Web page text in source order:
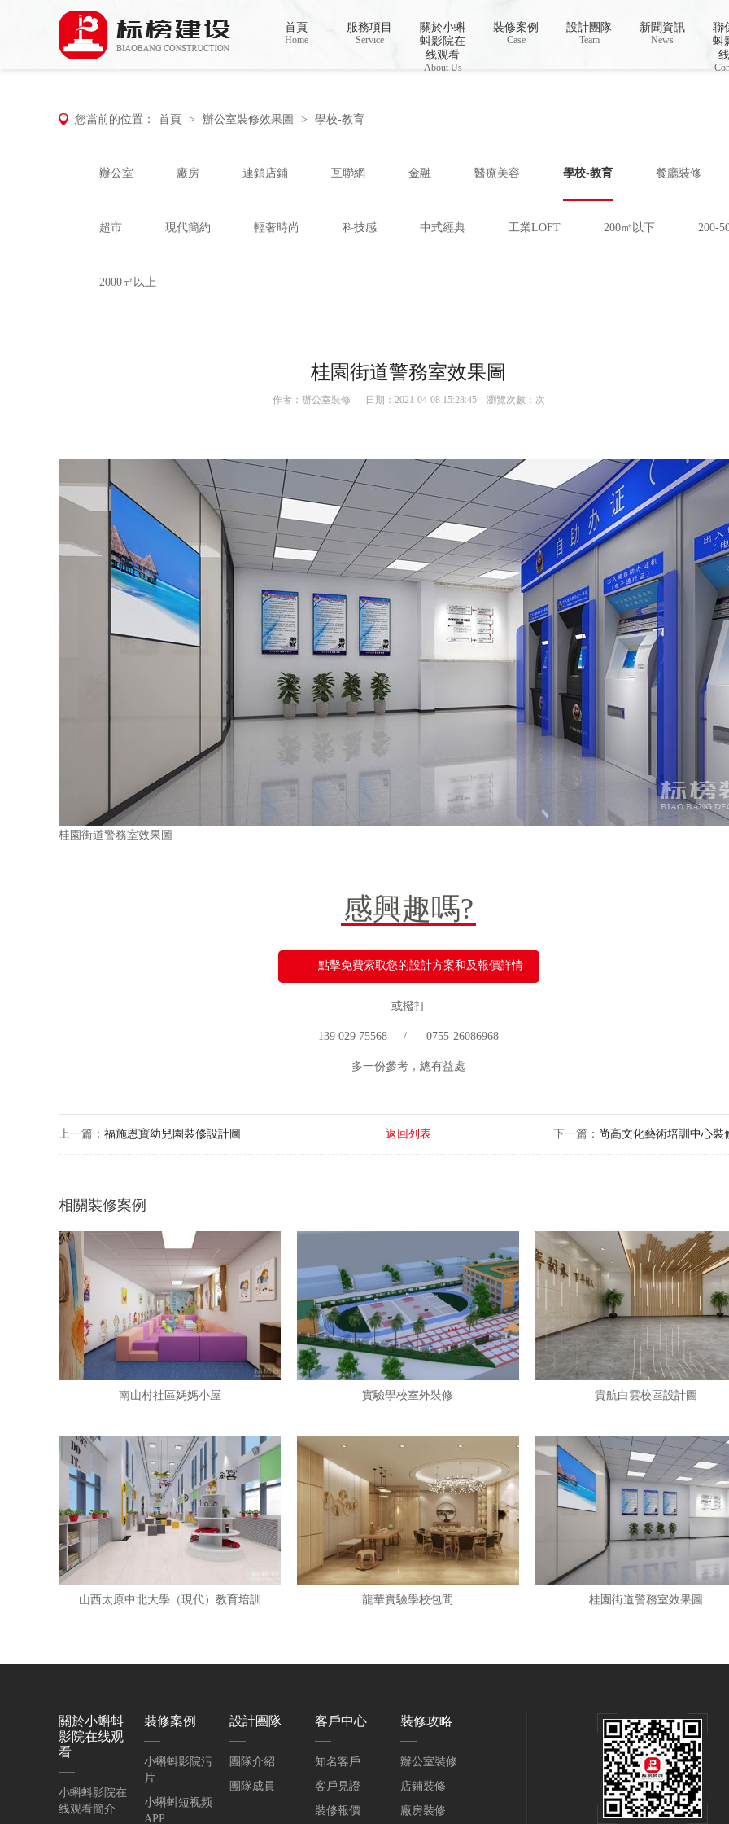
小蝌蚪影院在线观看,小蝌蚪影院污片,小蝌蚪短视频APP,蝌蚪窉成人精品视频
首頁
Home
服務項目
Service
關於小蝌
蚪影院在
线观看
About Us
裝修案例
Case
設計團隊
Team
新聞資訊
News
聯
蚪
您當前的位置： 首頁 > 辦公室裝修效果圖 > 學校-教育
辦公室 廠房 連鎖店鋪 互聯網 金融 醫療美容 學校-教育 餐廳裝修
超市 現代簡約 輕奢時尚 科技感 中式經典 工業LOFT 200㎡以下 200-
2000㎡以上
桂園街道警務室效果圖
作者： 辦公室裝修 日期：2021-04-08 15:28:45 瀏覽次數： 次
桂園街道警務室效果圖
感興趣嗎?
點擊免費索取您的設計方案和及報價詳情
或撥打
139 029 75568 / 0755-26086968
多一份參考，總有益處
上一篇： 福施恩寶幼兒園裝修設計圖 下一篇： 尚高文化藝術培訓中心裝
返回列表
相關裝修案例
南山村社區媽媽小屋 實驗學校室外裝修 貴航白雲校區設計圖
山西太原中北大學（現代）教育培訓 龍華實驗學校包間 桂園街道警務室效果圖
關於小蝌蚪
影院在线观
看
小蝌蚪影院在
线观看簡介
裝修案例
小蝌蚪影院污
片
小蝌蚪短视频
APP
設計團隊
團隊介紹
團隊成員
客戶中心
知名客戶
客戶見證
裝修報價
裝修攻略
辦公室裝修
店鋪裝修
廠房裝修